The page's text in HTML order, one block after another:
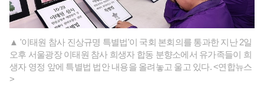
▲ '이태원 참사 진상규명 특별법'이 국회 본회의를 통과한 지난 2일
오후 서울광장 이태원 참사 희생자 합동 분향소에서 유가족들이 희
생자 영정 앞에 특별법 법안 내용을 올려놓고 울고 있다. <연합뉴스
>